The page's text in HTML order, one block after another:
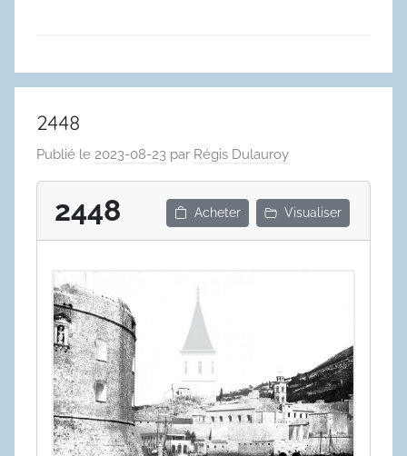
2448
Publié le 2023-08-23 par Régis Dulauroy
2448 Acheter Visualiser